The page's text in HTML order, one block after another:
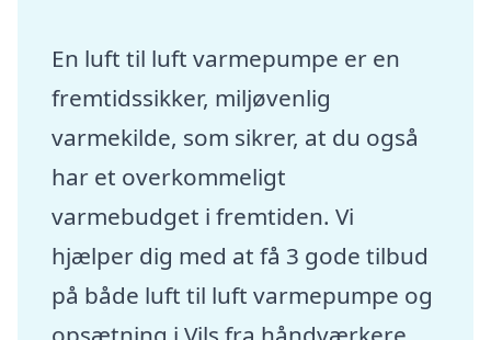
En luft til luft varmepumpe er en
fremtidssikker, miljøvenlig
varmekilde, som sikrer, at du også
har et overkommeligt
varmebudget i fremtiden. Vi
hjælper dig med at få 3 gode tilbud
på både luft til luft varmepumpe og